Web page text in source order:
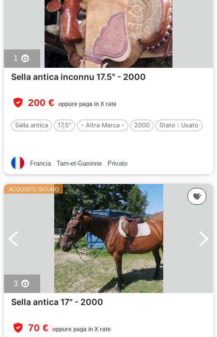
1
Sella antica inconnu 17.5" - 2000
200 € oppure paga in X rate
Sella antica 17,5" - Altra Marca - 2000 Stato : Usato
Francia Tarn-et-Garonne Privato
ACQUISTO SICURO
3
Sella antica 17" - 2000
70 € oppure paga in X rate